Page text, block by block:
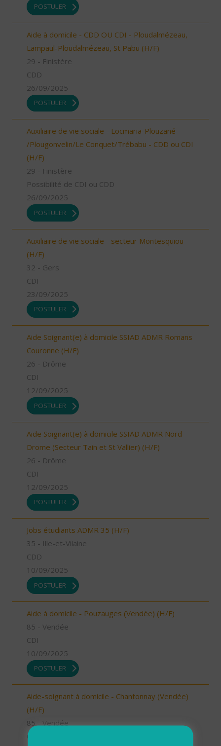
POSTULER
Aide à domicile - CDD OU CDI - Ploudalmézeau,
Lampaul-Ploudalmézeau, St Pabu (H/F)
29 - Finistère
CDD
26/09/2025
POSTULER
Auxiliaire de vie sociale - Locmaria-Plouzané
/Plougonvelin/Le Conquet/Trébabu - CDD ou CDI
(H/F)
29 - Finistère
Possibilité de CDI ou CDD
26/09/2025
POSTULER
Auxiliaire de vie sociale - secteur Montesquiou
(H/F)
32 - Gers
CDI
23/09/2025
POSTULER
Aide Soignant(e) à domicile SSIAD ADMR Romans
Couronne (H/F)
26 - Drôme
CDI
12/09/2025
POSTULER
Aide Soignant(e) à domicile SSIAD ADMR Nord
Drome (Secteur Tain et St Vallier) (H/F)
26 - Drôme
CDI
12/09/2025
POSTULER
Jobs étudiants ADMR 35 (H/F)
35 - Ille-et-Vilaine
CDD
10/09/2025
POSTULER
Aide à domicile - Pouzauges (Vendée) (H/F)
85 - Vendée
CDI
10/09/2025
POSTULER
Aide-soignant à domicile - Chantonnay (Vendée)
(H/F)
85 - Vendée
CDI